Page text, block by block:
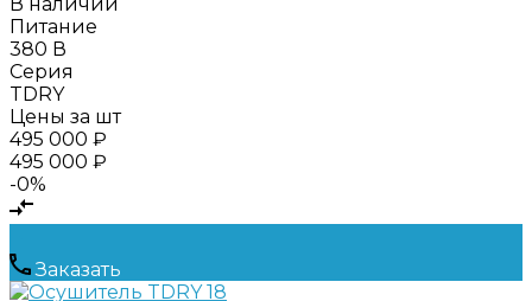
Питание
380 В
Серия
TDRY
Цены за шт
495 000 ₽
495 000 ₽
-0%
Заказать